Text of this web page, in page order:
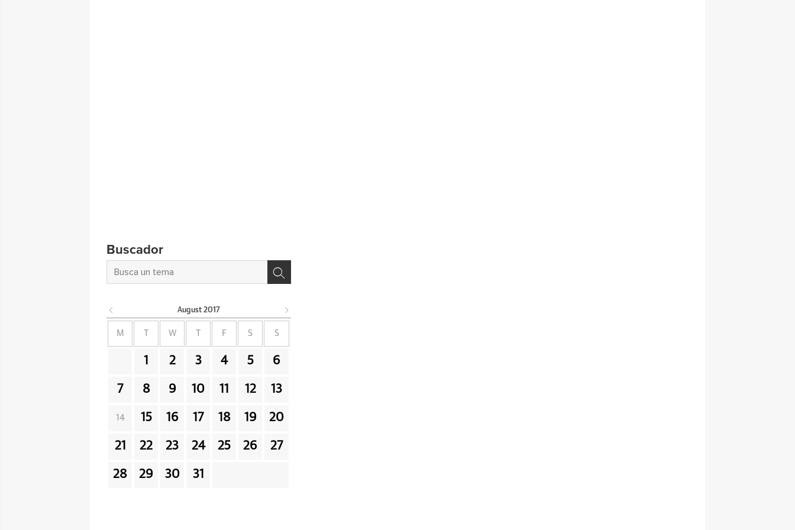
Buscador
August 2017
M W F S S
1 2 3 4 5 6
7 8 9 10 11 12 13
14 15 16 17 18 19 20
21 22 23 24 25 26 27
28 29 30 31